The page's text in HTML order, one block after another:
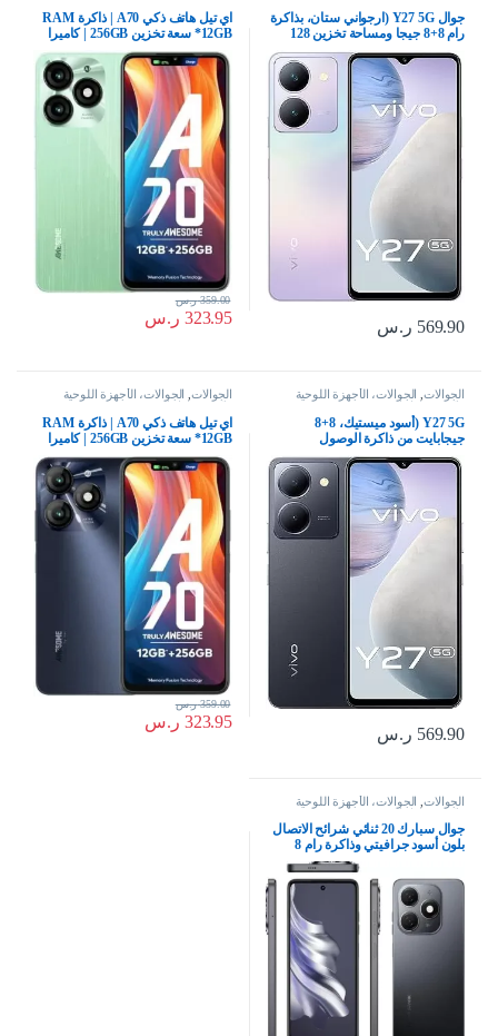
جوال Y27 5G (ارجواني ستان، بذاكرة
رام 8+8 جيجا ومساحة تخزين 128
جيجا بشاشة FHD+ وكاميرا رئيسية
50 ميجابكسل وسيلفي 8 وشحن
فلاش 44 واط 5000Mah بتقنية NFC
مع هدية: شريط حول الرقبة بتقنية
بلوتوث، بشريحتين
569.90 ر.س
اي تيل هاتف ذكي A70 | ذاكرة RAM
12GB* سعة تخزين 256GB | كاميرا
سيلفي بالذكاء الاصطناعي 8MP |
بطارية 5000mAh | شحن من النوع C
| شريط ديناميكي | اخضر، بشريحتين
323.95 ر.س
359.00 ر.س
الجوالات الجوالات، الأجهزة اللوحية
وإكسسواراتها
Y27 5G (أسود ميستيك، 8+8
جيجابايت من ذاكرة الوصول
العشوائي، 256 جيجابايت) FHD+
شاشة مثقوبة | كاميرا رئيسية بورتريه
بدقة 50 ميجابكسل | سيلفي 8
ميجابكسل | شاحن فلاش بقوة 44
وات، 5000 مللي أمبير | نفك
569.90 ر.س
الجوالات الجوالات، الأجهزة اللوحية
وإكسسواراتها
اي تيل هاتف ذكي A70 | ذاكرة RAM
12GB* سعة تخزين 256GB | كاميرا
سيلفي بالذكاء الاصطناعي 8MP |
بطارية 5000mAh | شحن من النوع C
| شريط ديناميكي | اسود ستارليش،
بشريحتين
323.95 ر.س
359.00 ر.س
الجوالات الجوالات، الأجهزة اللوحية
وإكسسواراتها
جوال سبارك 20 ثنائي شرائح الاتصال
بلون أسود جرافيتي وذاكرة رام 8
جيجابايت وذاكرة داخلية 256 جيجابايت
الجيل الرابع – إصدار الشرق الأوسط،
كيه جيه 5 ان